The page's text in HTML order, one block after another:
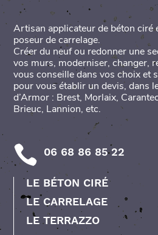
Artisan applicateur de béton ciré
poseur de carrelage.
Créer du neuf ou redonner une
vos murs, moderniser, changer,
vous conseille dans vos choix et
pour vous établir un devis, dans
d’Armor : Brest, Morlaix,
Brieuc, Lannion, etc.
06 68 86 85 22
LE BÉTON CIRÉ
LE CARRELAGE
LE TERRAZZO